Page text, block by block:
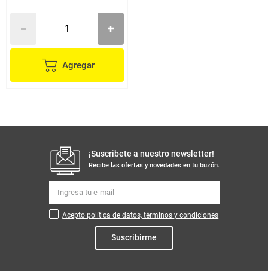
Agregar
¡Suscribete a nuestro newsletter!
Recibe las ofertas y novedades en tu buzón.
Acepto política de datos, términos y condiciones
Suscribirme